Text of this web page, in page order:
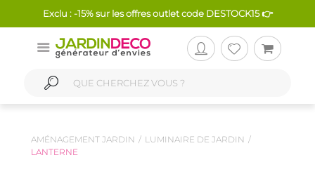
Exclu : -15% sur les offres outlet code DESTOCK15 👉
AMÉNAGEMENT JARDIN
LUMINAIRE DE JARDIN
LANTERNE